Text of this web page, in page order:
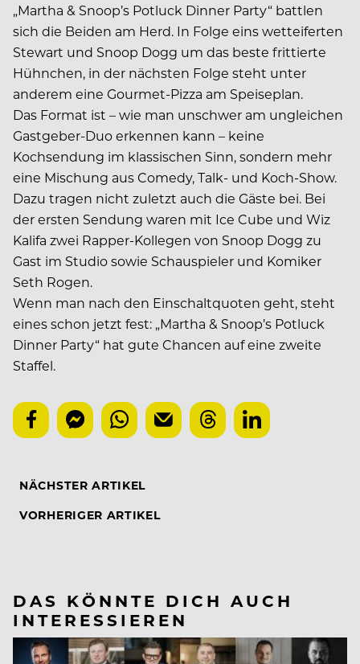
„Martha & Snoop’s Potluck Dinner Party“ battlen
sich die Beiden am Herd. In Folge eins wetteiferten
Stewart und Snoop Dogg um das beste frittierte
Hühnchen, in der nächsten Folge steht unter
anderem eine Gourmet-Pizza am Speiseplan.
Das Format ist – wie man unschwer am ungleichen
Gastgeber-Duo erkennen kann – keine
Kochsendung im klassischen Sinn, sondern mehr
eine Mischung aus Comedy, Talk- und Koch-Show.
Dazu tragen nicht zuletzt auch die Gäste bei. Bei
der ersten Sendung waren mit Ice Cube und Wiz
Kalifa zwei Rapper-Kollegen von Snoop Dogg zu
Gast im Studio sowie Schauspieler und Komiker
Seth Rogen.
Wenn man nach den Einschaltquoten geht, steht
eines schon jetzt fest: „Martha & Snoop’s Potluck
Dinner Party“ hat gute Chancen auf eine zweite
Staffel.
NÄCHSTER ARTIKEL
VORHERIGER ARTIKEL
DAS KÖNNTE DICH AUCH
INTERESSIEREN